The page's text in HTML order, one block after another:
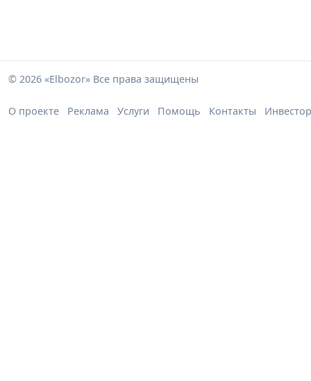
© 2026 «Elbozor» Все права защищены
О проекте Реклама Услуги Помощь Контакты